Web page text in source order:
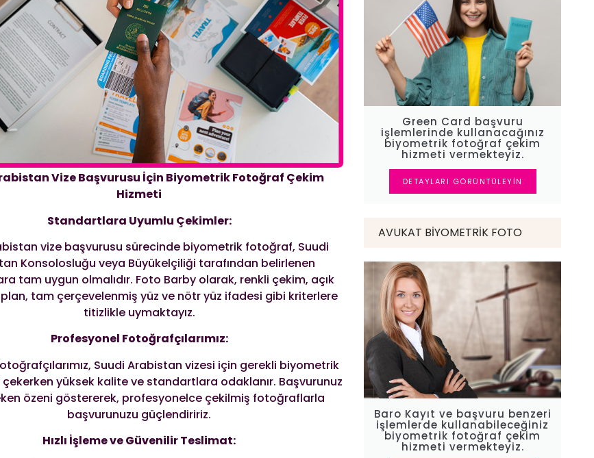
Vize Başvurusu İçin Biyometrik Fotoğraf Çekim
Hizmeti
Standartlara Uyumlu Çekimler:
vize başvurusu sürecinde biyometrik fotoğraf, Suudi
Konsolosluğu veya Büyükelçiliği tarafından belirlenen
tam uygun olmalıdır. Foto Barby olarak, renkli çekim, açık
tam çerçevelenmiş yüz ve nötr yüz ifadesi gibi kriterlere
titizlikle uymaktayız.
Profesyonel Fotoğrafçılarımız:
Suudi Arabistan vizesi için gerekli biyometrik
yüksek kalite ve standartlara odaklanır. Başvurunuz
özeni göstererek, profesyonelce çekilmiş fotoğraflarla
başvurunuzu güçlendiririz.
Hızlı İşleme ve Güvenilir Teslimat:
Green Card başvuru
işlemlerinde kullanacağınız
biyometrik fotoğraf çekim
hizmeti vermekteyiz.
DETAYLARI GÖRÜNTÜLEYIN
AVUKAT BIYOMETRIK FOTO
Baro Kayıt ve başvuru benzeri
işlemlerde kullanabileceğiniz
biyometrik fotoğraf çekim
hizmeti vermekteyiz.